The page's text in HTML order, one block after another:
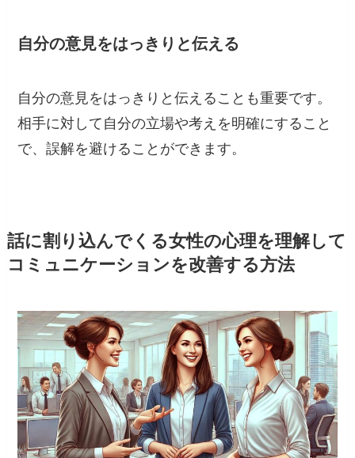
自分の意見をはっきりと伝える
自分の意見をはっきりと伝えることも重要です。
相手に対して自分の立場や考えを明確にすること
で、誤解を避けることができます。
話に割り込んでくる女性の心理を理解して
コミュニケーションを改善する方法